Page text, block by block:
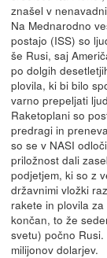
znašel v
Na Mednarodno
postajo (ISS) so
še Rusi, saj
po dolgih
plovila, ki bi bilo
varno prepeljati
Raketoplani so
predragi in
so se v NASI
priložnost dali
podjetjem, ki so z
državnimi vložki
rakete in plovila
končan, to že
svetu) počno
milijonov dolarjev.